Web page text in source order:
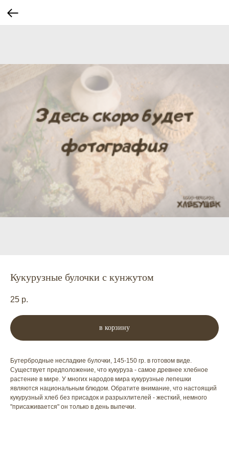
Кукурузные булочки с кунжутом
25 р.
в корзину
Бутербродные несладкие булочки, 145-150 гр. в готовом виде.
Существует предположение, что кукуруза - самое древнее хлебное
растение в мире. У многих народов мира кукурузные лепешки
являются национальным блюдом. Обратите внимание, что настоящий
кукурузный хлеб без присадок и разрыхлителей - жесткий, немного
"присаживается" он только в день выпечки.